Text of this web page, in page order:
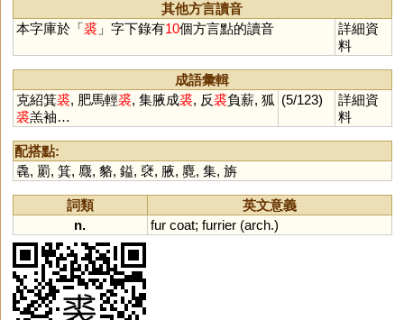
其他方言讀音
本字庫於「裘」字下錄有10個方言點的讀音
詳細資
料
成語彙輯
克紹箕裘, 肥馬輕裘, 集腋成裘, 反裘負薪, 狐
裘羔袖…
(5/123)
詳細資
料
配搭點:
毳, 罽, 箕, 麙, 貉, 鎰, 褎, 腋, 麑, 集, 旃
詞類
英文意義
n.
fur coat; furrier(arch.)